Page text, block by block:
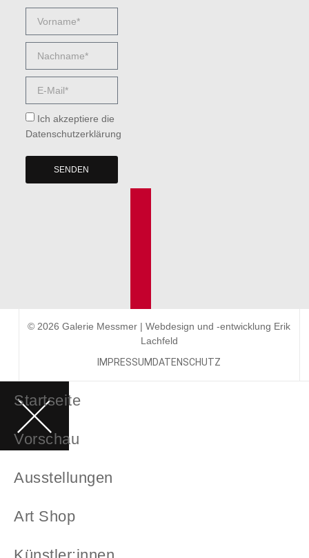
Ich akzeptiere die
Datenschutzerklärung
SENDEN
© 2026 Galerie Messmer | Webdesign und -entwicklung Erik
Lachfeld
IMPRESSUM DATENSCHUTZ
Startseite
Vorschau
Ausstellungen
Art Shop